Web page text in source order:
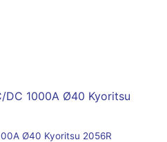
Ø40 Kyoritsu 2056R